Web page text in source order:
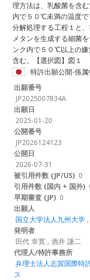
理方法は、乳酸菌を含
内で５０℃未満の温度
分解処理する工程１と
メタンを生成する細菌
ンク内で５０℃以上の
含む。【選択図】図１
特許出願公開-係属
出願番号
JP2025007834A
出願日
2025-01-20
公開番号
JP2026124123
公開日
2026-07-31
被引用件数 (JP/US) 0
引用件数 (国内 + 国外)
早期審査 (JP) 0
出願人
国立大学法人九州大学 ,
発明者
田代 幸寛 , 酒井 謙二
代理人/特許事務所
弁理士法人志賀国際特
ス